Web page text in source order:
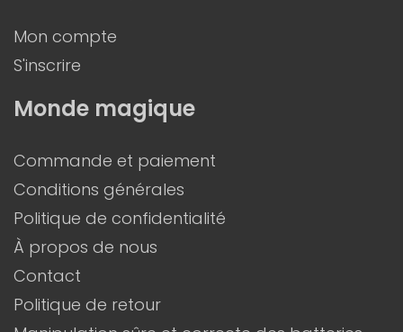
Monde magique
Commande et paiement
Conditions générales
Politique de confidentialité
À propos de nous
Contact
Politique de retour
Mon compte
S'inscrire